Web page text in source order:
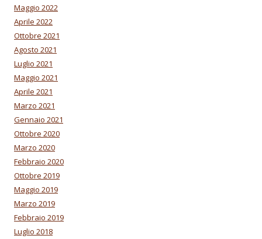
Maggio 2022
Aprile 2022
Ottobre 2021
Agosto 2021
Luglio 2021
Maggio 2021
Aprile 2021
Marzo 2021
Gennaio 2021
Ottobre 2020
Marzo 2020
Febbraio 2020
Ottobre 2019
Maggio 2019
Marzo 2019
Febbraio 2019
Luglio 2018